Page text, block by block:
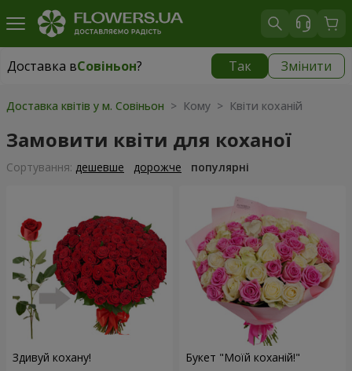
Доставка вСовіньон? Так Змінити
Доставка вСовіньон|
Доставка квітів у м. Совіньон > Кому > Квіти коханій
Замовити квіти для коханої
Сортування: дешевше дорожче популярні
Здивуй кохану! Букет "Моїй коханій!"